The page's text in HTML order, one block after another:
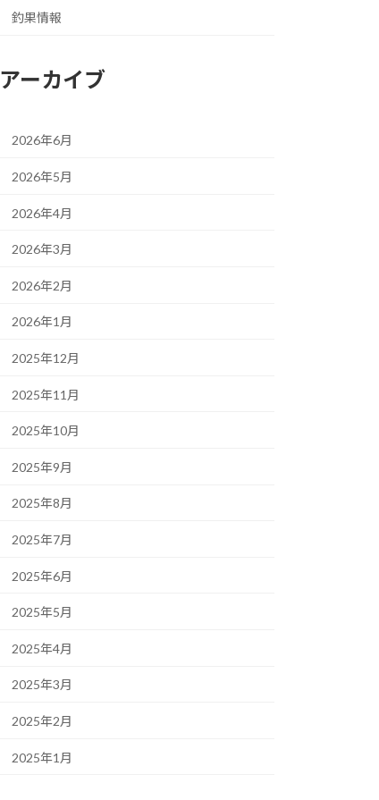
釣果情報
アーカイブ
2026年6月
2026年5月
2026年4月
2026年3月
2026年2月
2026年1月
2025年12月
2025年11月
2025年10月
2025年9月
2025年8月
2025年7月
2025年6月
2025年5月
2025年4月
2025年3月
2025年2月
2025年1月